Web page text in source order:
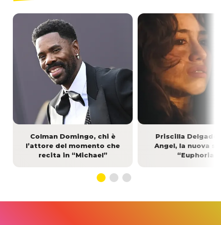
Colman Domingo, chi è
l’attore del momento che
recita in “Michael”
Priscilla
Angel, la nuova
“Euphoria”